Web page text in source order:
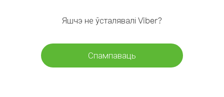
Яшчэ не ўсталявалі Viber?
Спампаваць